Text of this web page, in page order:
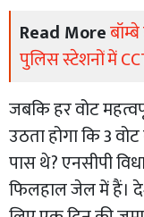
Read More
पुलिस स्टेशनों में
जबकि हर वोट
उठता होगा कि 3
पास थे? एनसीपी
फिलहाल जेल में हैं।